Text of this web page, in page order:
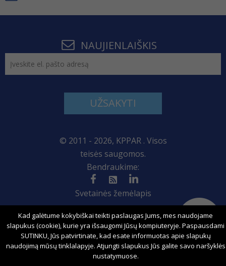
NAUJIENLAIŠKIS
UŽSAKYTI
© 2011 - 2026, KPPAR . Visos
teisės saugomos.
Bendraukime:
Svetainės žemėlapis
Sprendimas:
Kad galėtume kokybiškai teikti paslaugas Jums, mes naudojame
slapukus (cookie), kurie yra išsaugomi Jūsų kompiuteryje. Paspausdami
SUTINKU, Jūs patvirtinate, kad esate informuotas apie slapukų
naudojimą mūsų tinklalapyje. Atjungti slapukus Jūs galite savo naršyklės
nustatymuose.